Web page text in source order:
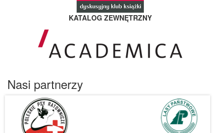
KATALOG ZEWNĘTRZNY
Nasi partnerzy